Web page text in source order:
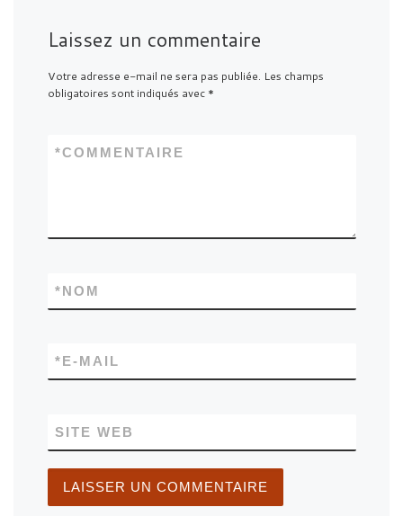
Laissez un commentaire
Votre adresse e-mail ne sera pas publiée. Les champs
obligatoires sont indiqués avec *
COMMENTAIRE
*
NOM
*
E-MAIL
*
SITE WEB